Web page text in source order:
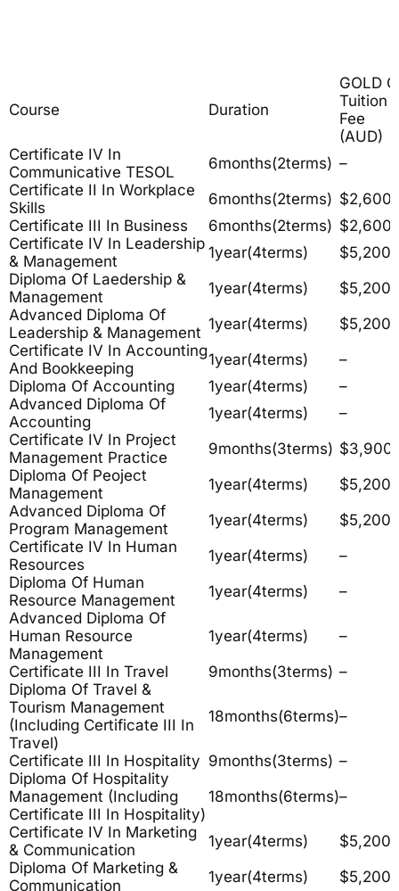
Course Duration
GOLD
Tuition
Fee
(AUD)
Certificate IV In
Communicative TESOL
6months(2terms) –
Certificate II In Workplace
Skills
6months(2terms) $2,600
Certificate III In Business
6months(2terms) $2,600
Certificate IV In Leadership
& Management
1year(4terms)
$5,200
Diploma Of Laedership &
Management
1year(4terms)
$5,200
Advanced Diploma Of
Leadership & Management 1year(4terms)
$5,200
Certificate IV In Accounting
And Bookkeeping
1year(4terms)
–
Diploma Of Accounting
1year(4terms)
–
Advanced Diploma Of
Accounting
1year(4terms)
–
Certificate IV In Project
Management Practice
9months(3terms) $3,900
Diploma Of Peoject
Management
1year(4terms)
$5,200
Advanced Diploma Of
Program Management
1year(4terms)
$5,200
Certificate IV In Human
Resources
1year(4terms)
–
Diploma Of Human
Resource Management
1year(4terms)
–
Advanced Diploma Of
Human Resource
Management
1year(4terms)
–
Certificate III In Travel
9months(3terms) –
Diploma Of Travel &
Tourism Management
(including Certificate III In
Travel)
18months(6terms)–
Certificate III In Hospitality 9months(3terms) –
Diploma Of Hospitality
Management (including
Certificate III In Hospitality)
18months(6terms)–
Certificate IV In Marketing
& Communication
1year(4terms)
$5,200
Diploma Of Marketing &
Communication
1year(4terms) $5,200